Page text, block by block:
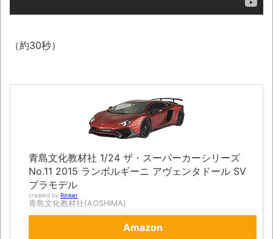
話題のセクシーホラー『スパンキング除
なる現象を泣きながら修正しました」と現在は
シカ「ヒマワリ全部喰った」 郡山布引風
レトロパソコンに勝手移植の「ギャラガ」
「ボスコニアン」「ムーンパトロール」
「1942」「タイムパイロット」が凄い。
まっぷたつに…日本レトロゲーム協会がゲー
ムソフトCDの劣化について問題提起 他
別にどこの誰が一日何時間睡眠だろうがど
うでもいいじゃないですか
（約30秒）
青島文化教材社 1/24 ザ・スーパーカーシリーズ
No.11 2015 ランボルギーニ アヴェンタドール SV
プラモデル
created by Rinker
青島文化教材社(AOSHIMA)
Amazon